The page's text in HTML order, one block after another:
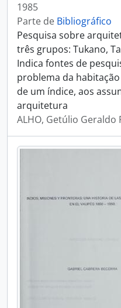
1985
Parte de Bibliográfico
Pesquisa sobre
três grupos: Tukano,
Indica fontes de
problema da
de um índice, aos
arquitetura
ALHO, Getúlio Geraldo